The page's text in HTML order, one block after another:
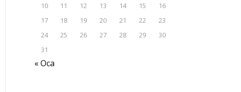
10
11 12 13 14 15
16
17
18 19 20 21 22
23
24
25 26 27 28 29
30
31
« Oca